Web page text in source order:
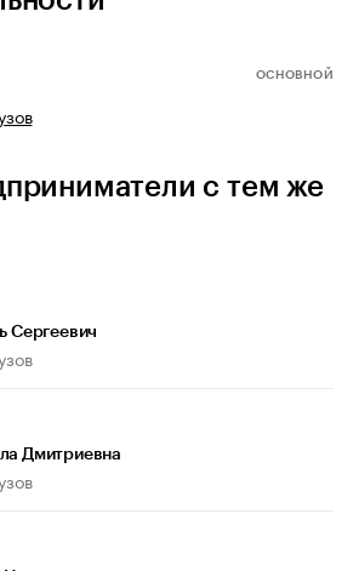
ОСНОВНОЙ
с тем же
Сергеевич
Дмитриевна